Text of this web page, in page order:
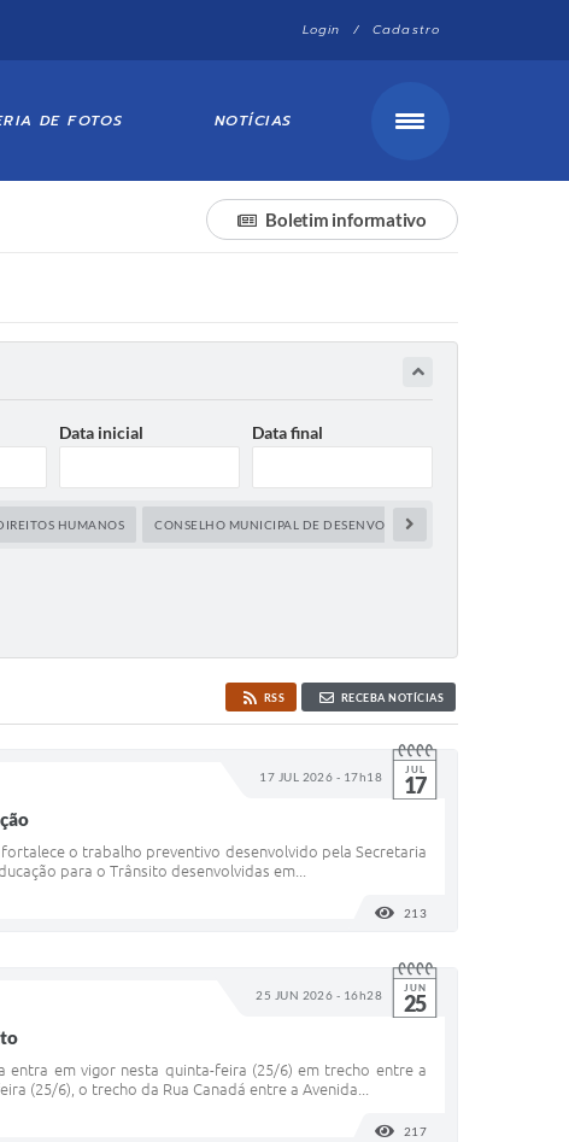
Login / Cadastro
DE FOTOS NOTÍCIAS
Boletim informativo
Data inicial Data final
HUMANOS CONSELHO MUNICIPAL DE DESENVOLVIMENTO ECONÔMICO
RSS RECEBA NOTÍCIAS
17 JUL 2026 - 17h18 JUL
17
o trabalho preventivo desenvolvido pela Secretaria
para o Trânsito desenvolvidas em...
213
25 JUN 2026 - 16h28 JUN
25
entra em vigor nesta quinta-feira (25/6) em trecho entre a
(25/6), o trecho da Rua Canadá entre a Avenida...
217